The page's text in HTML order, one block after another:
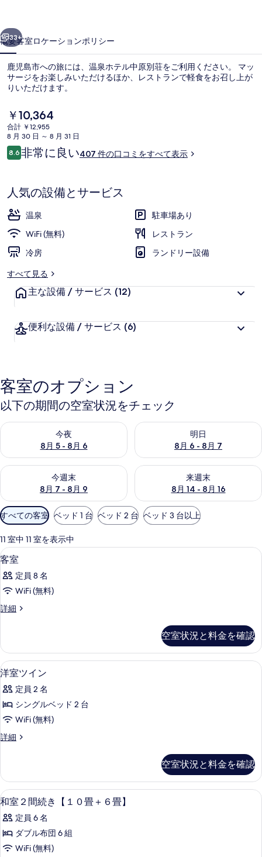
別
荘
の
写
真
ギ
ャ
リ
ー
33+
概要客室ロケーションポリシー
鹿児島市への旅には、温泉ホテル中原別荘をご利用ください。 マッ
サージをお楽しみいただけるほか、レストランで軽食をお召し上が
りいただけます。
現
在
の
料
金
で
す
￥10,364
合計 ￥12,955
8 月 30 日 ～ 8 月 31 日
口
コ
8.610段階中8.6
非常に良い407 件の口コミをすべて表示
人気の設備とサービス
温泉
駐車場あり
WiFi (無料)
レストラン
冷房
ランドリー設備
すべて見る
主な設備 / サービス (12)
便利な設備 / サービス (6)
客室のオプション
以下の期間の空室状況をチェック
今夜
8月 5 - 8月 6
今夜 8月 5 - 8月 6 の空室状況をチェック
明日
8月 6 - 8月 7
明日 8月 6 - 8月 7 の空室状況
今週末
8月 7 - 8月 9
今週末 8月 7 - 8月 9 の空室状況をチェック
来週末
8月 14 - 8月 16
来週末 8月 14 - 8月 16 の空室
利
用
可
能
な
客
室
の
絞
み
条
件
すべての客室 ベッド 1 台 ベッド 2 台 ベッド 3 台以上
11 室中 11 室を表示中
客
室
の
べ
の
写
真
を
表
示
す
高級寝具、羽毛の掛け布団、セーフ
2
客室
定員 8 名
WiFi (無料)
詳細
客
細
空室状況と料金を確認
洋
室
ツ
イ
の
べ
て
の
写
真
を
高級寝具、羽毛の掛け布団、セーフ
1
洋室ツイン
定員 2 名
シングルベッド 2 台
WiFi (無料)
詳細
洋
ン
の
詳
空室状況と料金を確認
和
室
２
間
1
和室２間続き【１０畳＋６畳】
定員 6 名
ダブル布団 6 組
WiFi (無料)